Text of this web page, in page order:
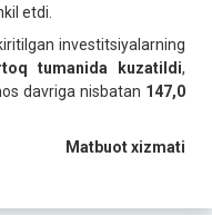
etdi.
investitsiyalarning
tumanida kuzatildi,
davriga nisbatan 147,0
Matbuot xizmati